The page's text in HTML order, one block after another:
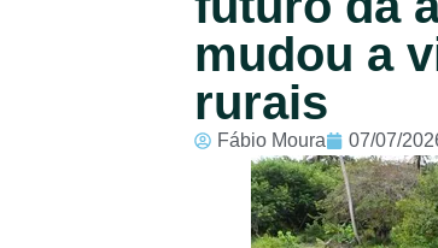
Equipe
Contato
Sobre
mudou a
rurais
Fábio Moura 07/07/